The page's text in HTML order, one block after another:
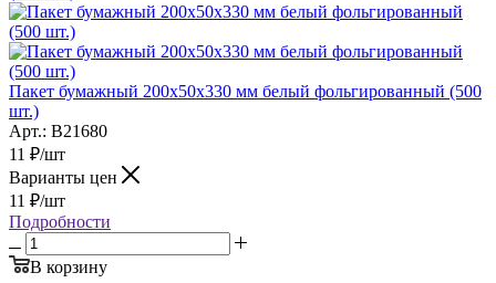
Пакет бумажный 200х50х330 мм белый фольгированный (500
шт.)
Арт.: B21680
11 ₽/шт
Варианты цен
11 ₽/шт
Подробности
В корзину